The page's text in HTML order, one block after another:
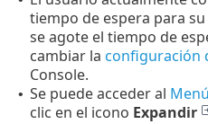
tiempo de espera para
se agote el tiempo de
cambiar la configuración
Console.
• Se puede acceder al
clic en el icono Expandir